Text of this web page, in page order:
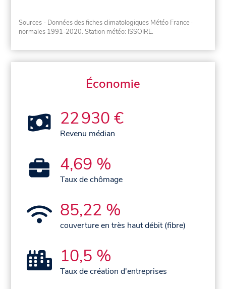
Sources - Données des fiches climatologiques Météo France ·
normales 1991-2020. Station météo: ISSOIRE.
Économie
22 930 €
Revenu médian
4,69 %
Taux de chômage
85,22 %
couverture en très haut débit (fibre)
10,5 %
Taux de création d'entreprises